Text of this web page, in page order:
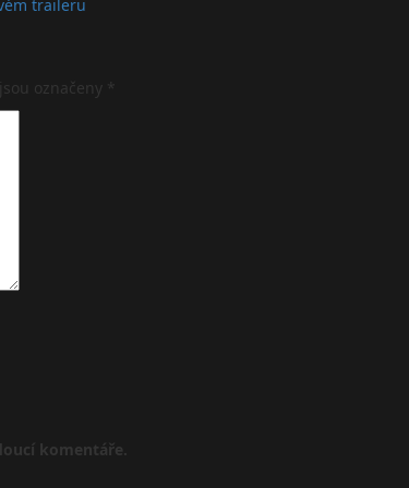
traileru
označeny *
komentáře.